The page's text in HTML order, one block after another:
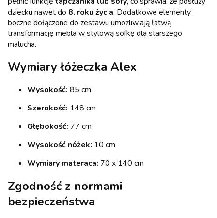
dziecku nawet do 8. roku życia. Dodatkowe elementy
boczne dołączone do zestawu umożliwiają łatwą
transformację mebla w stylową sofkę dla starszego
malucha.
Wymiary łóżeczka Alex
Wysokość: 85 cm
Szerokość: 148 cm
Głębokość: 77 cm
Wysokość nóżek: 10 cm
Wymiary materaca: 70 x 140 cm
Zgodność z normami
bezpieczeństwa